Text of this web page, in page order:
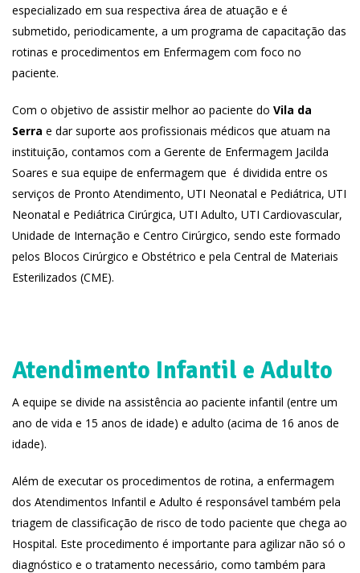
especializado em sua respectiva área de atuação e é
submetido, periodicamente, a um programa de capacitação das
rotinas e procedimentos em Enfermagem com foco no
paciente.
Com o objetivo de assistir melhor ao paciente do Vila da
Serra e dar suporte aos profissionais médicos que atuam na
instituição, contamos com a Gerente de Enfermagem Jacilda
Soares e sua equipe de enfermagem que é dividida entre os
serviços de Pronto Atendimento, UTI Neonatal e Pediátrica, UTI
Neonatal e Pediátrica Cirúrgica, UTI Adulto, UTI Cardiovascular,
Unidade de Internação e Centro Cirúrgico, sendo este formado
pelos Blocos Cirúrgico e Obstétrico e pela Central de Materiais
Esterilizados (CME).
Atendimento Infantil e Adulto
A equipe se divide na assistência ao paciente infantil (entre um
ano de vida e 15 anos de idade) e adulto (acima de 16 anos de
idade).
Além de executar os procedimentos de rotina, a enfermagem
dos Atendimentos Infantil e Adulto é responsável também pela
triagem de classificação de risco de todo paciente que chega ao
Hospital. Este procedimento é importante para agilizar não só o
diagnóstico e o tratamento necessário, como também para